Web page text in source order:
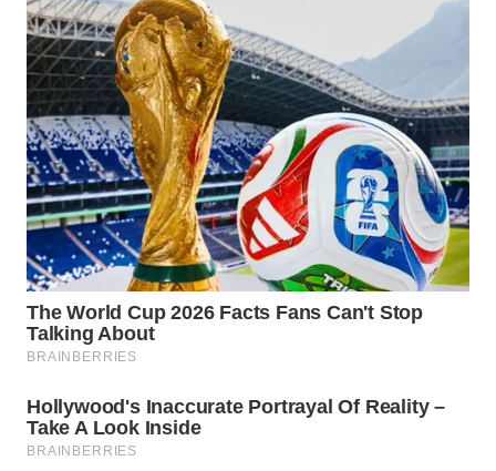
WN
BEKASI
WN
BOGOR
WN
DEPOK
WN
TAPANULI
UTARA
SAMOSIR
WN